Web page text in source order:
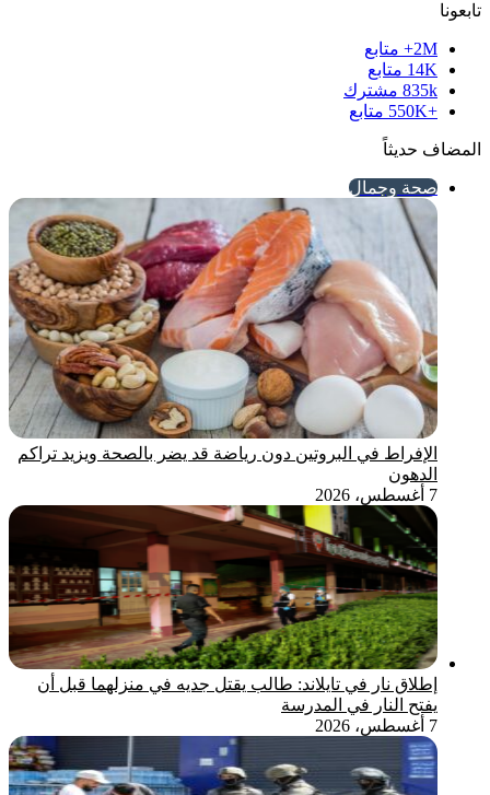
تابعونا
2M+
متابع
14K متابع
835k مشترك
+550K
متابع
المضاف حديثاً
صحة وجمال
الإفراط في البروتين دون رياضة قد يضر بالصحة ويزيد تراكم
الدهون
7 أغسطس، 2026
إطلاق نار في تايلاند: طالب يقتل جديه في منزلهما قبل أن
يفتح النار في المدرسة
7 أغسطس، 2026